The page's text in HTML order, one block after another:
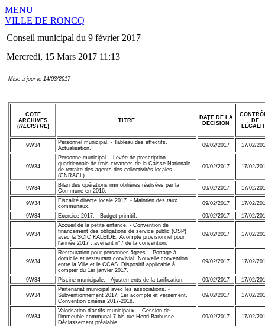
MENU
VILLE DE RONCQ
Conseil municipal du 9 février 2017
Mercredi, 15 Mars 2017 11:13
Mise à jour le 14/03/2017
COTE
ARCHIVES
(REGISTRE)
TITRE
DATE DE LA
DÉCISION
DE
9W34
Personnel municipal. - Tableau des effectifs.
Actualisation.
09/02/2017 17/02/
9W34
Personne municipal. - Levée de prescription
quadriennale de trois créances de la Caisse Nationale
de retraite des agents des collectivités locales
(CNRACL).
09/02/2017 17/02/
9W34
Bilan des opérations immobilières réalisées par la
Commune en 2016.
09/02/2017 17/02/
9W34
Fiscalité directe locale 2017. - Maintien des taux
communaux.
09/02/2017 17/02/
9W34 Exercice 2017. - Budget primitif. 09/02/2017 17/02/
9W34
Accueil de la petite enfance. - Convention de
financement des obligations de service public (OSP)
avec la SCIC KALEIDE. Acompte provisionnel pour
l'année 2017 : avenant n°7 de la convention.
09/02/2017 17/02/
9W34
Restauration pour personnes âgées. - Portage à
domicile et restaurant convivial. Nouvelle convention
entre la Ville et le CCAS. Dispositif applicable à
compter du 1er janvier 2017.
09/02/2017 17/02/
9W34 Piscine municipale. - Ajustements de la tarification. 09/02/2017 17/02/
9W34
Partenariat municipal avec les associations. -
Subventionnement 2017. 1er acompte et versement.
Convention cinéma 2017-2018.
09/02/2017 17/02/
9W34
Valorisation d'actifs municipaux. - Cession de
l'immeuble communal 7 bis rue Henri Barbusse.
Déclassement préalable.
09/02/2017 17/02/